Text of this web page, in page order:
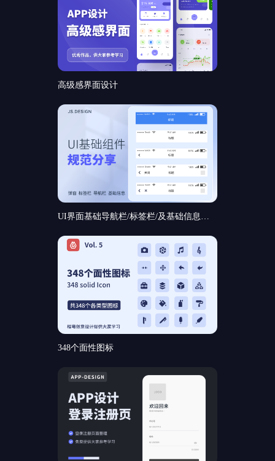
高级感界面设计
UI界面基础导航栏/标签栏/及基础信息和基础弹窗组件规范分享
348个面性图标